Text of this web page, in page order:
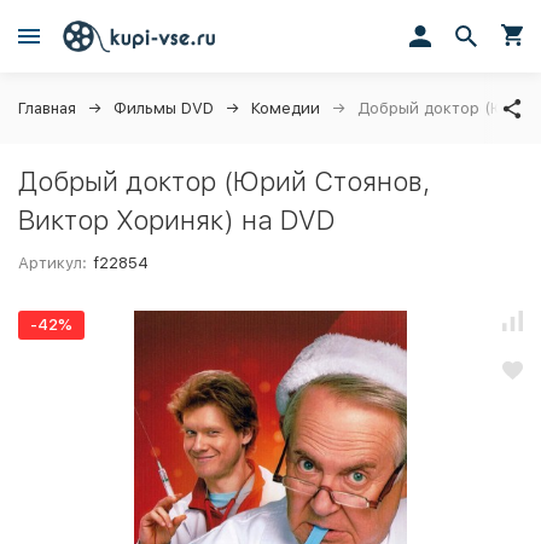
Главная Фильмы DVD Комедии Добрый доктор (Юрий
Добрый доктор (Юрий Стоянов,
Виктор Хориняк) на DVD
Артикул: f22854
-42%